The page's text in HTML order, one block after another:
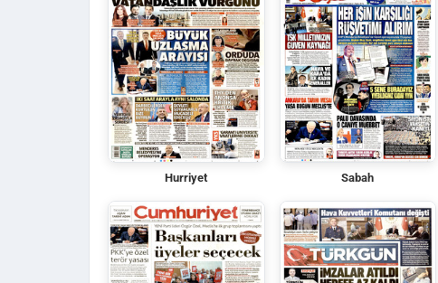
Hurriyet Sabah